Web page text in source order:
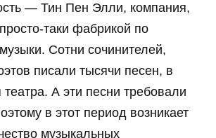
— Тин Пен Элли, компания,
таки фабрикой по
Сотни сочинителей,
писали тысячи песен, в
А эти песни требовали
в этот период возникает
музыкальных